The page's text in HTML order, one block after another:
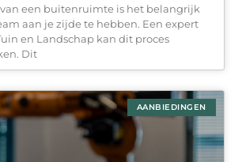
een buitenruimte is het belangrijk
aan je zijde te hebben. Een expert
en Landschap kan dit proces
Dit
AANBIEDINGEN